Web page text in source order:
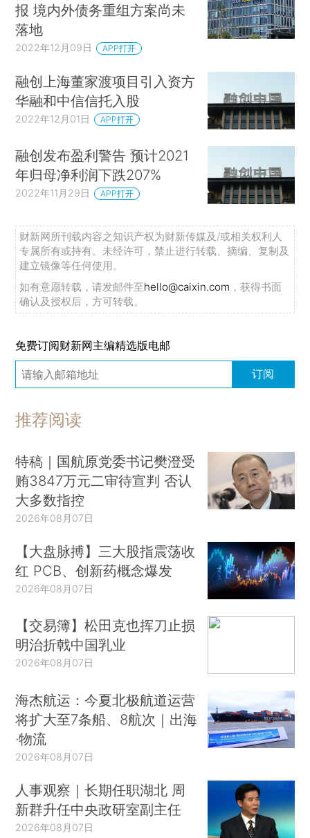
报 境内外债务重组方案尚未
落地
2022年12月09日 APP打开
融创上海董家渡项目引入资方
华融和中信信托入股
2022年12月01日 APP打开
融创发布盈利警告 预计2021
年归母净利润下跌207%
2022年11月29日 APP打开
财新网所刊载内容之知识产权为财新传媒及/或相关权利人
专属所有或持有。未经许可，禁止进行转载、摘编、复制及
建立镜像等任何使用。
如有意愿转载，请发邮件至hello@caixin.com ，获得书面
确认及授权后，方可转载。
免费订阅财新网主编精选版电邮
订阅
推荐阅读
特稿｜国航原党委书记樊澄受
贿3847万元二审待宣判 否认
大多数指控
2026年08月07日
【大盘脉搏】三大股指震荡收
红 PCB、创新药概念爆发
2026年08月07日
【交易簿】松田克也挥刀止损
明治折戟中国乳业
2026年08月07日
海杰航运：今夏北极航道运营
将扩大至7条船、8航次｜出海
·物流
2026年08月07日
人事观察｜长期任职湖北 周
新群升任中央政研室副主任
2026年08月07日